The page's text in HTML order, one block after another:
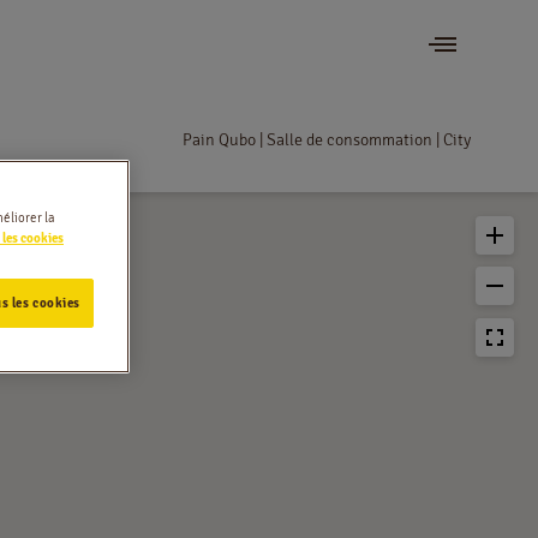
Pain Qubo | Salle de consommation | City
la
cookies
les cookies